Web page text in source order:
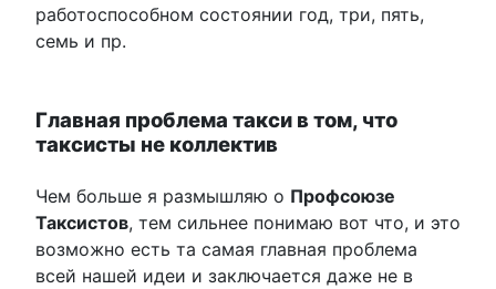
работоспособном состоянии год, три, пять,
семь и пр.
Главная проблема такси в том, что
таксисты не коллектив
Чем больше я размышляю о Профсоюзе
Таксистов, тем сильнее понимаю вот что, и это
возможно есть та самая главная проблема
всей нашей идеи и заключается даже не в